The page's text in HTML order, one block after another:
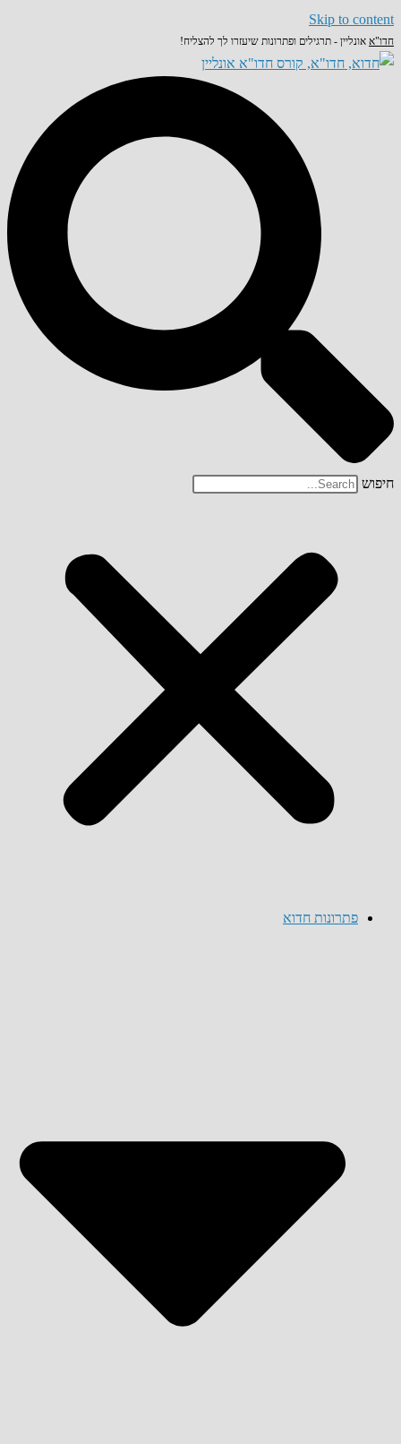
Skip to content
חדו"א אונליין - תרגילים ופתרונות שיעזרו לך להצליח!
חיפוש
פתרונות חדוא